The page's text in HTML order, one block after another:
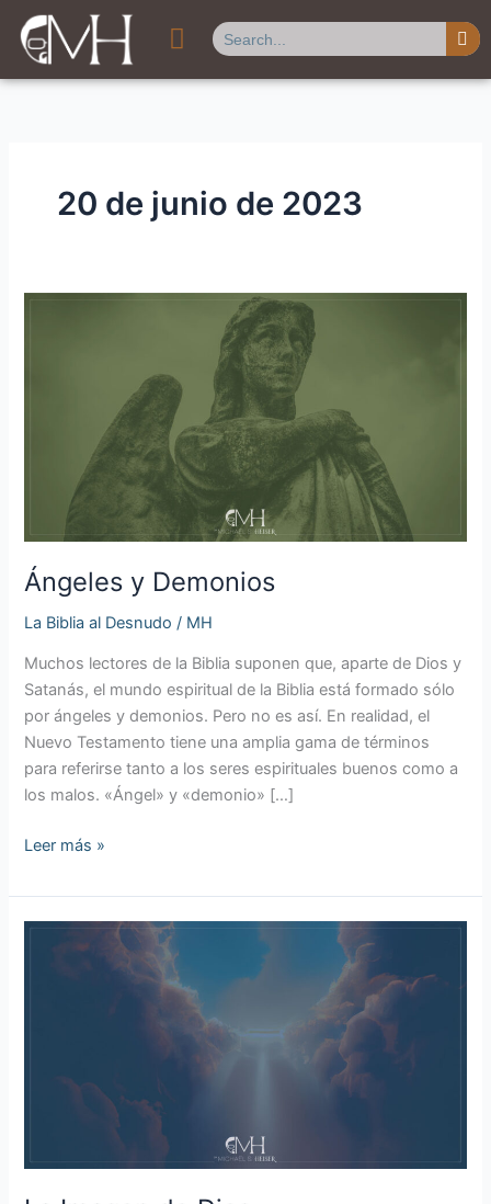
contenido
Buscar
20 de junio de 2023
Ángeles y Demonios
La Biblia al Desnudo / MH
Muchos lectores de la Biblia suponen que, aparte de Dios y
Satanás, el mundo espiritual de la Biblia está formado sólo
por ángeles y demonios. Pero no es así. En realidad, el
Nuevo Testamento tiene una amplia gama de términos
para referirse tanto a los seres espirituales buenos como a
los malos. «Ángel» y «demonio» […]
Ángeles
Leer más »